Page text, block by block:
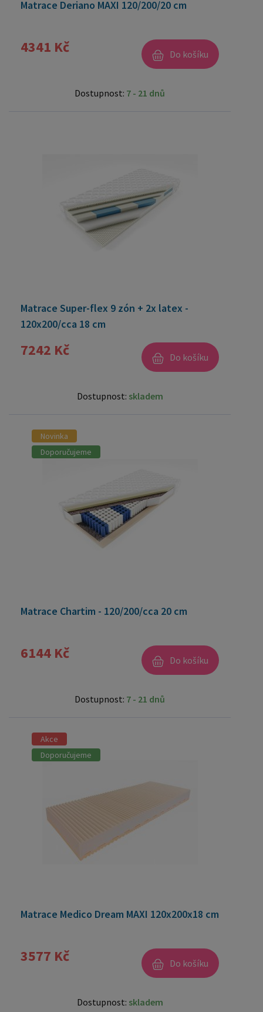
Matrace Deriano MAXI 120/200/20 cm
4341 Kč Do košíku
Dostupnost: 7 - 21 dnů
Matrace Super-flex 9 zón + 2x latex -
120x200/cca 18 cm
7242 Kč Do košíku
Dostupnost: skladem
Novinka
Doporučujeme
Matrace Chartim - 120/200/cca 20 cm
6144 Kč Do košíku
Dostupnost: 7 - 21 dnů
Akce
Doporučujeme
Matrace Medico Dream MAXI 120x200x18 cm
3577 Kč Do košíku
Dostupnost: skladem